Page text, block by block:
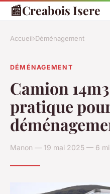
📰Creabois Isere
Accueil›Déménagement
DÉMÉNAGEMENT
Camion
pratique
Manon — 19 mai 2025 — 6